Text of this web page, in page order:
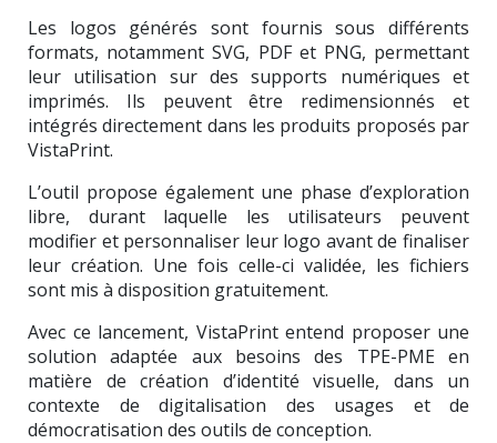
Les logos générés sont fournis sous différents
formats, notamment SVG, PDF et PNG, permettant
leur utilisation sur des supports numériques et
imprimés. Ils peuvent être redimensionnés et
intégrés directement dans les produits proposés par
VistaPrint.
L’outil propose également une phase d’exploration
libre, durant laquelle les utilisateurs peuvent
modifier et personnaliser leur logo avant de finaliser
leur création. Une fois celle-ci validée, les fichiers
sont mis à disposition gratuitement.
Avec ce lancement, VistaPrint entend proposer une
solution adaptée aux besoins des TPE-PME en
matière de création d’identité visuelle, dans un
contexte de digitalisation des usages et de
démocratisation des outils de conception.